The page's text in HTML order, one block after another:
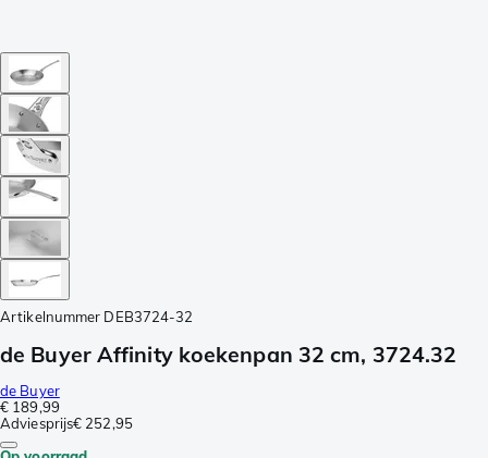
Artikelnummer DEB3724-32
de Buyer Affinity koekenpan 32 cm, 3724.32
de Buyer
€ 189,99
Adviesprijs€ 252,95